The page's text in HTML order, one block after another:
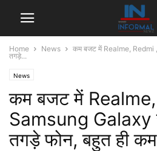
Home News
कम बजट में Realme, Redmi
तगड़े...
News
कम बजट में
Samsung Galaxy
तगड़े फोन, बहुत ही